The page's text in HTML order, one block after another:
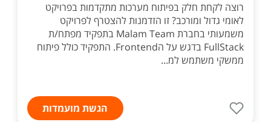
רוצה לקחת חלק בפיתוח מערכות מתקדמות בפרויקט
לאומי גדול ומורכב? זו הזדמנות להצטרף לפרויקט
משמעותי בחברת Malam Team בתפקיד מפתח/ת
FullStack בדגש על הFrontend. התפקיד כולל פיתוח
ממשקי משתמש למ...
הגשת מועמדות